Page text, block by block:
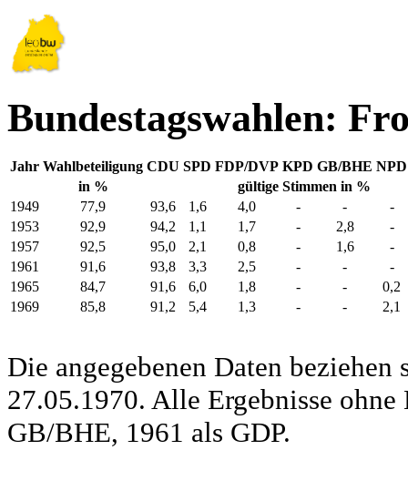
Bundestagswahlen:
Jahr Wahlbeteiligung CDU SPD FDP/DVP KPD GB/BHE NPD
in %
gültige Stimmen in %
1949
77,9 93,6 1,6 4,0 - -
-
1953
92,9 94,2 1,1 1,7 - 2,8
-
1957
92,5 95,0 2,1 0,8 - 1,6
-
1961
91,6 93,8 3,3 2,5 - -
-
1965
84,7 91,6 6,0 1,8 - -
0,2
1969
85,8 91,2 5,4 1,3 - - 2,1
Die angegebenen Daten
27.05.1970. Alle Ergebnisse
GB/BHE, 1961 als GDP.